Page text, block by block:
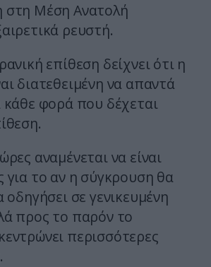
στη Μέση Ανατολή
ρευστή.
επίθεση δείχνει ότι η
διατεθειμένη να απαντά
κάθε φορά που δέχεται
αναμένεται να είναι
για το αν η σύγκρουση θα
οδηγήσει σε γενικευμένη
προς το παρόν το
περισσότερες